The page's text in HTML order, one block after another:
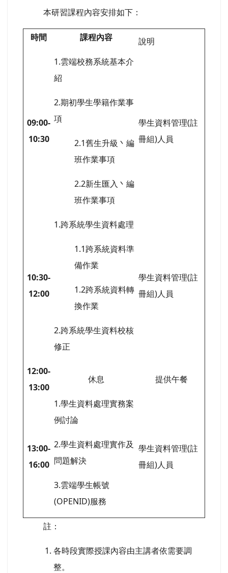
本研習課程內容安排如下：
時間 課程內容 說明
09:00-
10:30
1.雲端校務系統基本介
紹
2.期初學生學籍作業事
項
2.1舊生升級丶編
班作業事項
2.2新生匯入丶編
班作業事項
學生資料管理(註
冊組)人員
10:30-
12:00
1.跨系統學生資料處理
1.1跨系統資料準
備作業
1.2跨系統資料轉
換作業
2.跨系統學生資料校核
修正
學生資料管理(註
冊組)人員
12:00-
13:00
休息 提供午餐
13:00-
16:00
1.學生資料處理實務案
例討論
2.學生資料處理實作及
問題解決
3.雲端學生帳號
(OPENID)服務
學生資料管理(註
冊組)人員
註：
各時段實際授課內容由主講者依需要調
整。